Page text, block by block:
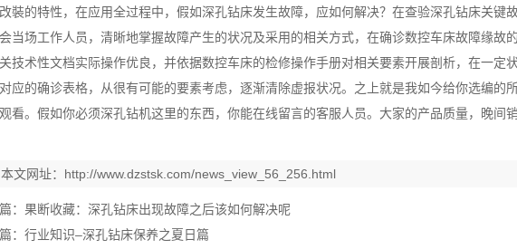
裝的特性，在应用全过程中，假如深孔钻床发生故障，应如何解决？在查验深孔钻床关键
当场工作人员，清晰地掌握故障产生的状况及采用的相关方式，在确诊数控车床故障缘故
技术性文档实际操作优良，并依据数控车床的检修操作手册对相关要素开展剖析，在一定
应的确诊表格，从很有可能的要素考虑，逐渐清除虚报状况。之上就是我如今给你选编的
看。假如你必须深孔钻机这里的东西，你能在线留言的客服人员。大家的产品质量，晚间
本文网址： http://www.dzstsk.com/news_view_56_256.html
： 果断收藏：深孔钻床出现故障之后该如何解决呢
： 行业知识–深孔钻床保养之夏日篇